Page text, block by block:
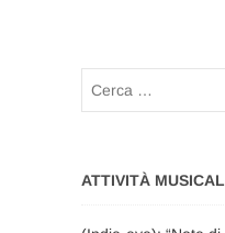
ATTIVITÀ